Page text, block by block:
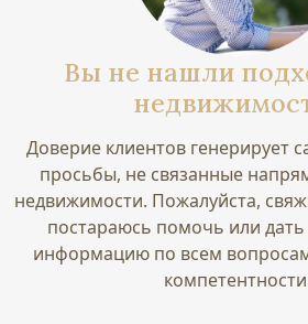
Вы не нашли
Доверие клиентов генерирует
просьбы, не связанные
недвижимости. Пожалуйста,
постараюсь помочь или
информацию по всем